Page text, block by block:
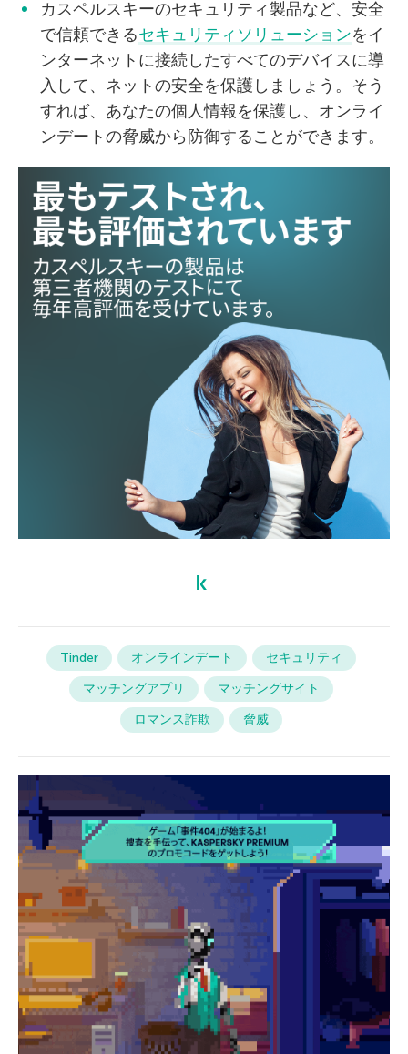
カスペルスキーのセキュリティ製品など、安全
で信頼できるセキュリティソリューションをイ
ンターネットに接続したすべてのデバイスに導
入して、ネットの安全を保護しましょう。そう
すれば、あなたの個人情報を保護し、オンライ
ンデートの脅威から防御することができます。
Tinder オンラインデート
セキュリティ
マッチングアプリ
マッチングサイト
ロマンス詐欺
脅威